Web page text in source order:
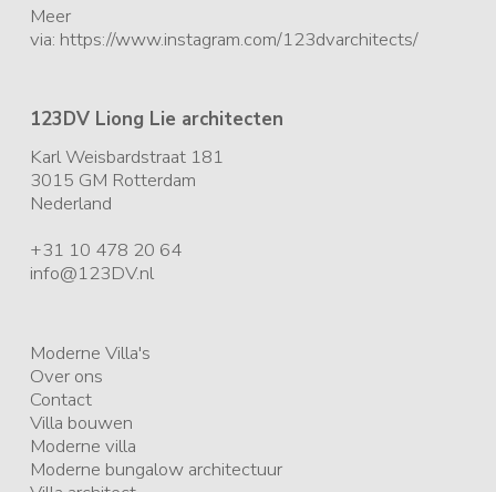
Meer
via: https://www.instagram.com/123dvarchitects/
123DV Liong Lie architecten
Karl Weisbardstraat 181
3015 GM Rotterdam
Nederland
+31 10 478 20 64
info@123DV.nl
Moderne Villa's
Over ons
Contact
Villa bouwen
Moderne villa
Moderne bungalow architectuur